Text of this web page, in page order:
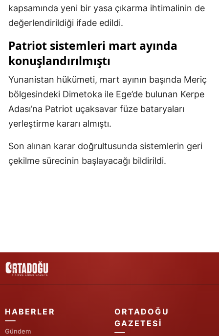
Samsun
Siirt
Sinop
Sivas
Tekirdağ
Tokat
Trabzon
Tunceli
Şanlıurfa
Bayburt
Kırıkkale
kapsamında yeni bir yasa çıkarma ihtimalinin de
değerlendirildiği ifade edildi.
Patriot sistemleri mart ayında
konuşlandırılmıştı
Yunanistan hükümeti, mart ayının başında Meriç
bölgesindeki Dimetoka ile Ege’de bulunan Kerpe
Adası’na Patriot uçaksavar füze bataryaları
yerleştirme kararı almıştı.
Son alınan karar doğrultusunda sistemlerin geri
çekilme sürecinin başlayacağı bildirildi.
HABERLER
Gündem
ORTADOĞU
GAZETESI